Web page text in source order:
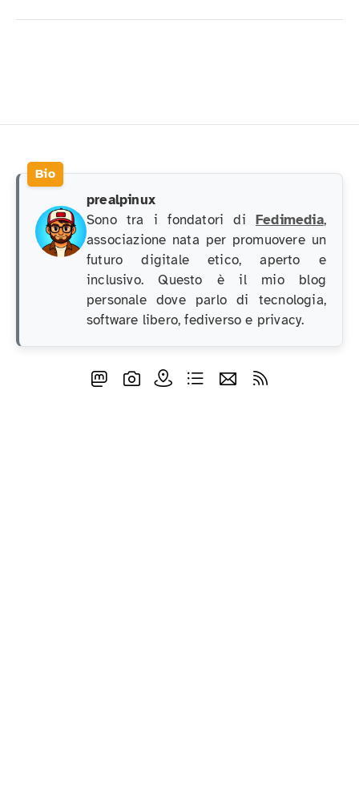
prealpinux
Sono tra i fondatori di Fedimedia,
associazione nata per promuovere un
futuro digitale etico, aperto e
inclusivo. Questo è il mio blog
personale dove parlo di tecnologia,
software libero, fediverso e privacy.